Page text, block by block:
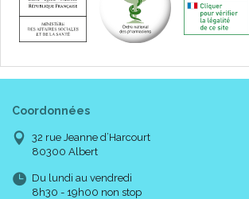
Coordonnées
32 rue Jeanne d’Harcourt
80300 Albert
Du lundi au vendredi
8h30 - 19h00 non stop